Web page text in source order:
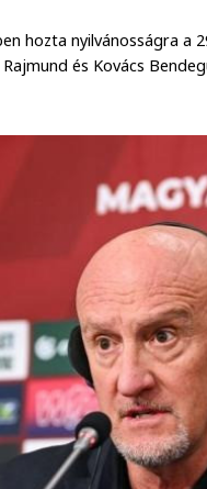
hozta nyilvánosságra a
és Kovács